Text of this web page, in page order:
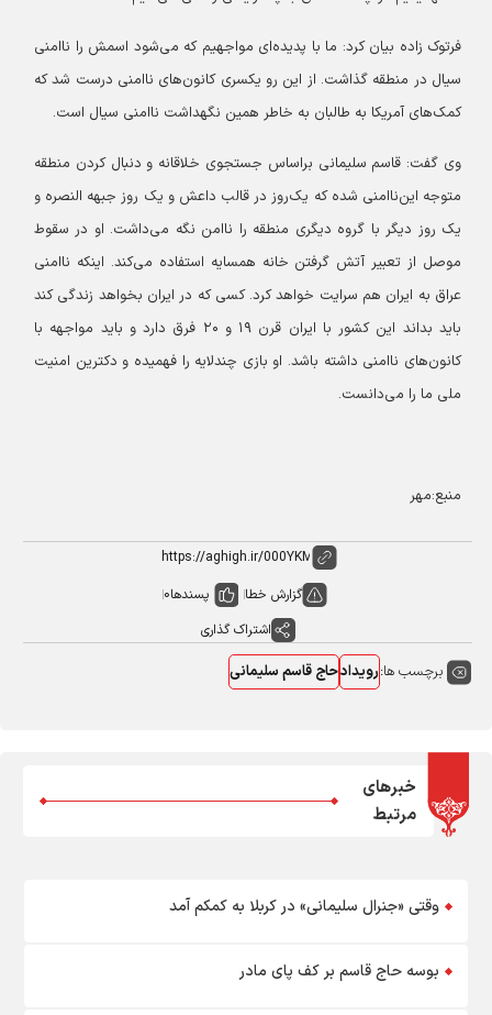
فرتوک زاده بیان کرد: ما با پدیده‌ای مواجهیم که می‌شود اسمش را ناامنی
سیال در منطقه گذاشت. از این رو یکسری کانون‌های ناامنی درست شد که
کمک‌های آمریکا به طالبان به خاطر همین نگهداشت ناامنی سیال است.
وی گفت: قاسم سلیمانی براساس جستجوی خلاقانه و دنبال کردن منطقه
متوجه این‌ناامنی شده که یک‌روز در قالب داعش و یک روز جبهه النصره و
یک روز دیگر با گروه دیگری منطقه را ناامن نگه می‌داشت. او در سقوط
موصل از تعبیر آتش گرفتن خانه همسایه استفاده می‌کند. اینکه ناامنی
عراق به ایران هم سرایت خواهد کرد. کسی که در ایران بخواهد زندگی کند
باید بداند این کشور با ایران قرن ۱۹ و ۲۰ فرق دارد و باید مواجهه با
کانون‌های ناامنی داشته باشد. او بازی چندلایه را فهمیده و دکترین امنیت
ملی ما را می‌دانست.
منبع:مهر
گزارش خطا پسندها0
اشتراک گذاری
برچسب ها:رویدادحاج قاسم سلیمانی
خبرهای
مرتبط
وقتی «جنرال سلیمانی» در کربلا به کمکم آمد
بوسه حاج قاسم بر کف پای مادر